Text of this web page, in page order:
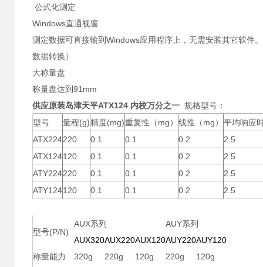
公式化测定
Windows直通视窗
测定数据可直接输到Windows应用程序上，无需安装其它软件
数据转换）
大称量盘
称量盘达到91mm
供应原装岛津天平ATX124 内校万分之一 规格型号：
型号
量程(g)精度(mg)重复性（mg） 线性（mg） 平均响应
ATX224220 0.1 0.1 0.2
2.5
ATX124120 0.1 0.1 0.2
2.5
ATY224220 0.1 0.1 0.2
2.5
ATY124120 0.1 0.1 0.2 2.5
型号(P/N)
AUX系列
AUY系列
AUX320AUX220AUX120AUY220AUY120
称量能力
320g 220g 120g 220g
120g